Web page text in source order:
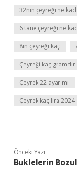
32nin çeyreği ne
6 tane çeyreği ne
8in çeyreği kaç
Çeyreği kaç gramdır
Çeyrek 22 ayar mı
Çeyrek kaç lira 2024
Önceki Yazı
Buklelerin